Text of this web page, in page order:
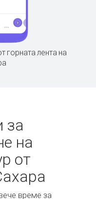
горната лента на
за
на
от
време за